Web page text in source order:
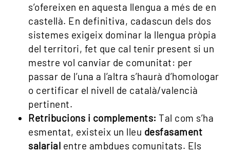
s’ofereixen en aquesta llengua a més de en
castellà. En definitiva, cadascun dels dos
sistemes exigeix dominar la llengua pròpia
del territori, fet que cal tenir present si un
mestre vol canviar de comunitat: per
passar de l’una a l’altra s’haurà d’homologar
o certificar el nivell de català/valencià
pertinent.
Retribucions i complements: Tal com s’ha
esmentat, existeix un lleu desfasament
salarial entre ambdues comunitats. Els